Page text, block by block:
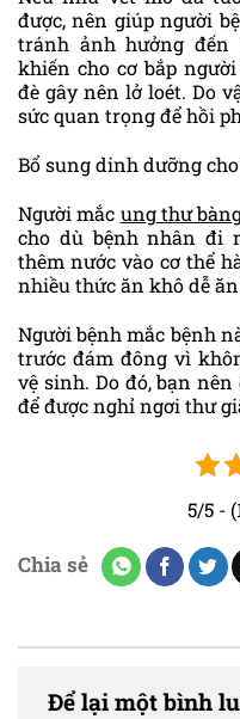
được, nên giúp người
tránh ảnh hưởng
khiến cho cơ bắp
đè gây nên lở loét. Do
sức quan trọng để hồi
Bổ sung dinh dưỡng
Người mắc ung thư
cho dù bệnh nhân đi
thêm nước vào cơ thể
nhiều thức ăn khô dễ
Người bệnh mắc bệnh
trước đám đông vì
vệ sinh. Do đó, bạn
để được nghỉ ngơi thư
5/5 -
Chia sẻ
Để lại một bình